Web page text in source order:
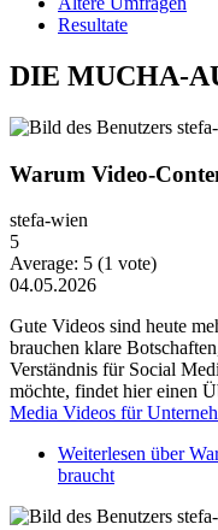
Resultate
DIE MUCHA-
Warum Video-
stefa-wien
5
Average: 5 (1 vote)
04.05.2026
Gute Videos sind heute
brauchen klare
Verständnis für Social
möchte, findet hier einen
Media Videos für
Weiterlesen über
braucht